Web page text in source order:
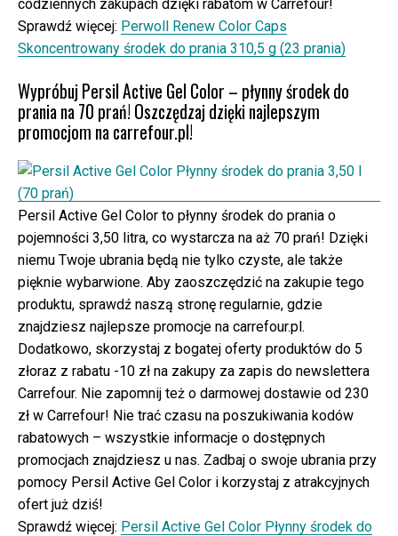
codziennych zakupach dzięki rabatom w Carrefour!
Sprawdź więcej: Perwoll Renew Color Caps
Skoncentrowany środek do prania 310,5 g (23 prania)
Wypróbuj Persil Active Gel Color – płynny środek do
prania na 70 prań! Oszczędzaj dzięki najlepszym
promocjom na carrefour.pl!
Persil Active Gel Color to płynny środek do prania o
pojemności 3,50 litra, co wystarcza na aż 70 prań! Dzięki
niemu Twoje ubrania będą nie tylko czyste, ale także
pięknie wybarwione. Aby zaoszczędzić na zakupie tego
produktu, sprawdź naszą stronę regularnie, gdzie
znajdziesz najlepsze promocje na carrefour.pl.
Dodatkowo, skorzystaj z bogatej oferty produktów do 5
złoraz z rabatu -10 zł na zakupy za zapis do newslettera
Carrefour. Nie zapomnij też o darmowej dostawie od 230
zł w Carrefour! Nie trać czasu na poszukiwania kodów
rabatowych – wszystkie informacje o dostępnych
promocjach znajdziesz u nas. Zadbaj o swoje ubrania przy
pomocy Persil Active Gel Color i korzystaj z atrakcyjnych
ofert już dziś!
Sprawdź więcej: Persil Active Gel Color Płynny środek do